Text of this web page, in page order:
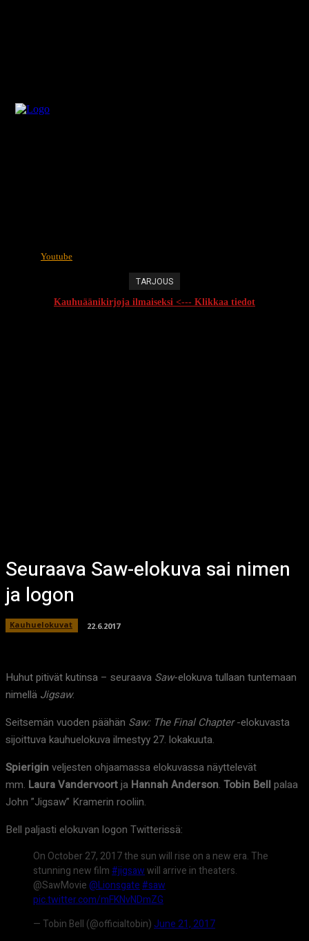
Youtube
TARJOUS
Kauhuäänikirjoja ilmaiseksi <--- Klikkaa tiedot
Seuraava Saw-elokuva sai nimen
ja logon
Kauhuelokuvat 22.6.2017
Huhut pitivät kutinsa – seuraava Saw-elokuva tullaan tuntemaan
nimellä Jigsaw.
Seitsemän vuoden päähän Saw: The Final Chapter-elokuvasta
sijoittuva kauhuelokuva ilmestyy 27. lokakuuta.
Spieriginveljesten ohjaamassa elokuvassa näyttelevät
mm. Laura Vandervoortja Hannah Anderson. Tobin Bell palaa
John ”Jigsaw” Kramerin rooliin.
Bell paljasti elokuvan logon Twitterissä:
On October 27, 2017 the sun will rise on a new era. The
stunning new film#jigsawwill arrive in theaters.
@SawMovie@Lionsgate#saw
pic.twitter.com/mFKNvNDmZG
— Tobin Bell (@officialtobin)June 21, 2017